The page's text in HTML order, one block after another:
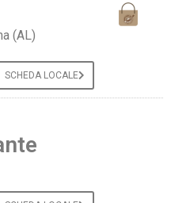
(AL)
SCHEDA LOCALE